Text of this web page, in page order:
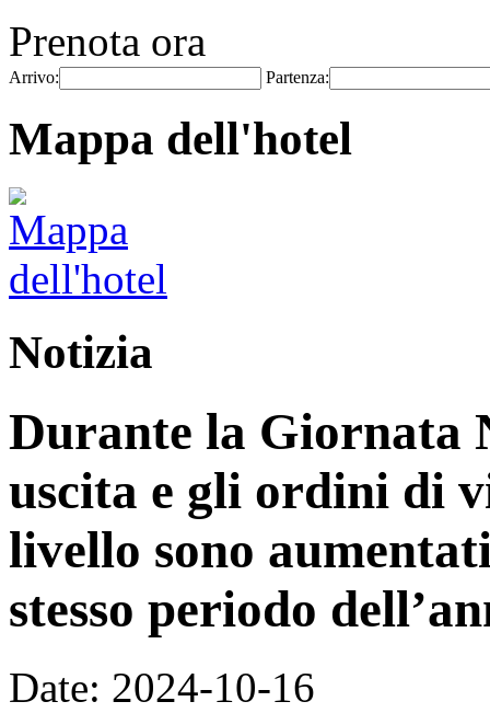
Prenota ora
Arrivo: Partenza:
Mappa dell'hotel
Notizia
Durante la Giornata
uscita e gli ordini di
livello sono
stesso periodo
Date: 2024-10-16